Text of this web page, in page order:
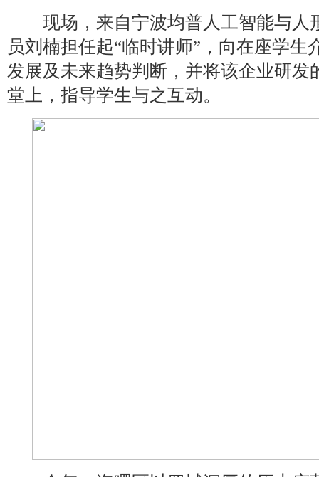
现场，来自宁波均普人工智能与人
员刘楠担任起“临时讲师”，向在座学生
发展及未来趋势判断，并将该企业研发
堂上，指导学生与之互动。